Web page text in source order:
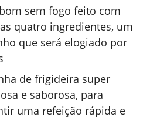
sem fogo feito com
quatro ingredientes, um
que será elogiado por
de frigideira super
e saborosa, para
uma refeição rápida e